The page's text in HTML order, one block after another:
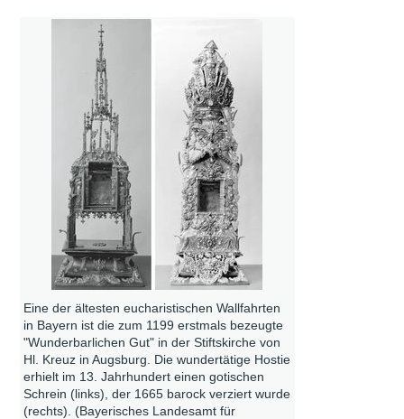
Eine der ältesten eucharistischen Wallfahrten
in Bayern ist die zum 1199 erstmals bezeugte
"Wunderbarlichen Gut" in der Stiftskirche von
Hl. Kreuz in Augsburg. Die wundertätige Hostie
erhielt im 13. Jahrhundert einen gotischen
Schrein (links), der 1665 barock verziert wurde
(rechts). (Bayerisches Landesamt für